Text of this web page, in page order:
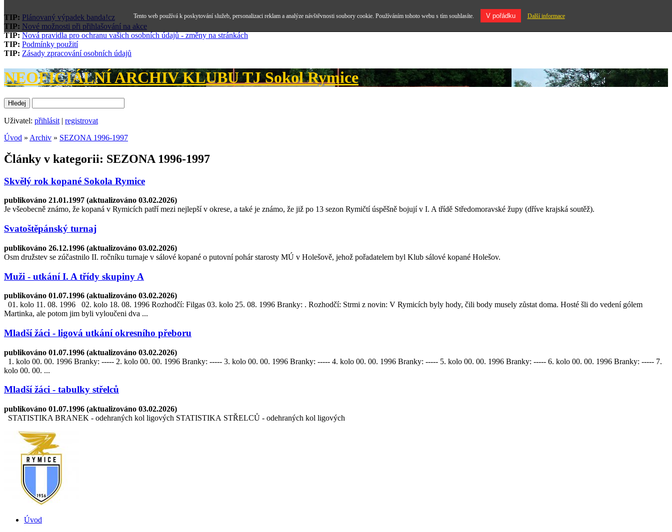
TIP: Plánovaný výpadek banda!cz
TIP: Nové možnosti při přihlašování na akce
TIP: Nová pravidla pro ochranu vašich osobních údajů - změny na stránkách
TIP: Podmínky použití
TIP: Zásady zpracování osobních údajů
NEOFICIÁLNÍ ARCHIV KLUBU TJ Sokol Rymice
Uživatel: přihlásit | registrovat
Úvod » Archiv » SEZONA 1996-1997
Články v kategorii: SEZONA 1996-1997
Skvělý rok kopané Sokola Rymice
publikováno 21.01.1997 (aktualizováno 03.02.2026)
Je všeobecně známo, že kopaná v Rymicích patří mezi nejlepší v okrese, a také je známo, že již po 13 sezon Rymičtí úspěšně bojují v I. A třídě Středomoravské župy (dříve krajská soutěž).
Svatoštěpánský turnaj
publikováno 26.12.1996 (aktualizováno 03.02.2026)
Osm družstev se zúčastnilo II. ročníku turnaje v sálové kopané o putovní pohár starosty MÚ v Holešově, jehož pořadatelem byl Klub sálové kopané Holešov.
Muži - utkání I. A třídy skupiny A
publikováno 01.07.1996 (aktualizováno 03.02.2026)
01. kolo 11. 08. 1996 02. kolo 18. 08. 1996 Rozhodčí: Filgas 03. kolo 25. 08. 1996 Branky: . Rozhodčí: Strmi z novin: V Rymicích byly hody, čili body musely zůstat doma. Hosté šli do vedení gólem
Martinka, ale potom jim byli vyloučeni dva ...
Mladší žáci - ligová utkání okresního přeboru
publikováno 01.07.1996 (aktualizováno 03.02.2026)
1. kolo 00. 00. 1996 Branky: ----- 2. kolo 00. 00. 1996 Branky: ----- 3. kolo 00. 00. 1996 Branky: ----- 4. kolo 00. 00. 1996 Branky: ----- 5. kolo 00. 00. 1996 Branky: ----- 6. kolo 00. 00. 1996 Branky: ----- 7.
kolo 00. 00. ...
Mladší žáci - tabulky střelců
publikováno 01.07.1996 (aktualizováno 03.02.2026)
STATISTIKA BRANEK - odehraných kol ligových STATISTIKA STŘELCŮ - odehraných kol ligových
Úvod
Tento web používá k poskytování služeb, personalizaci reklam a analýze návštěvnosti soubory cookie. Používáním tohoto webu s tím souhlasíte. V pořádku Další informace